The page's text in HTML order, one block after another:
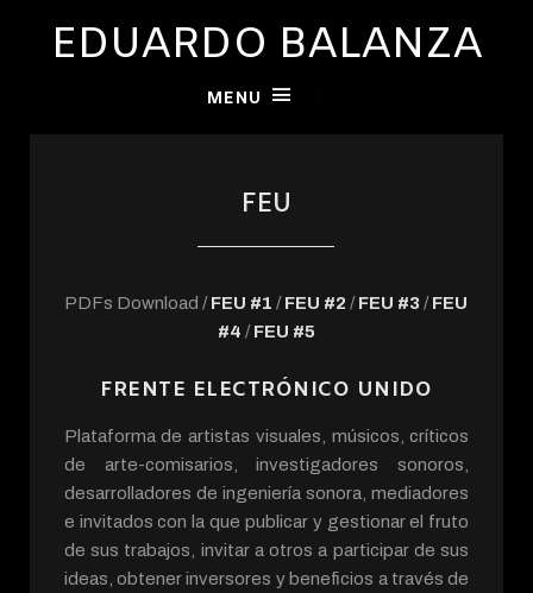
EDUARDO BALANZA
MENU
FEU
PDFs Download /FEU #1 /FEU #2 /FEU #3 /FEU
#4 /FEU #5
FRENTE ELECTRÓNICO UNIDO
Plataforma de artistas visuales, músicos, críticos
de arte-comisarios, investigadores sonoros,
desarrolladores de ingeniería sonora, mediadores
e invitados con la que publicar y gestionar el fruto
de sus trabajos, invitar a otros a participar de sus
ideas, obtener inversores y beneficios a través de